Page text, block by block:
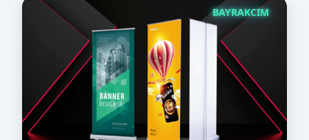
BAYRAKCIM